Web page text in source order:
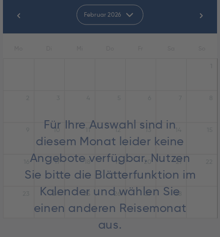
Februar 2026
Für Ihre Auswahl sind in
diesem Monat leider keine
Angebote verfügbar. Nutzen
Sie bitte die Blätterfunktion im
Kalender und wählen Sie
einen anderen Reisemonat
aus.
10 11 12 13
17 18 19 20 21
24 25 26 27 28